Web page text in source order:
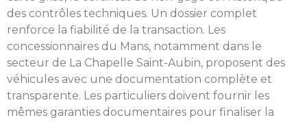
des contrôles techniques. Un dossier complet
renforce la fiabilité de la transaction. Les
concessionnaires du Mans, notamment dans le
secteur de La Chapelle Saint-Aubin, proposent des
véhicules avec une documentation complète et
transparente. Les particuliers doivent fournir les
mêmes garanties documentaires pour finaliser la